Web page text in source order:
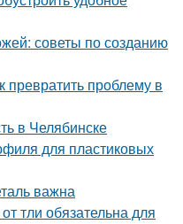
советы по созданию
проблему в
в Челябинске
для пластиковых
важна
тли обязательна для